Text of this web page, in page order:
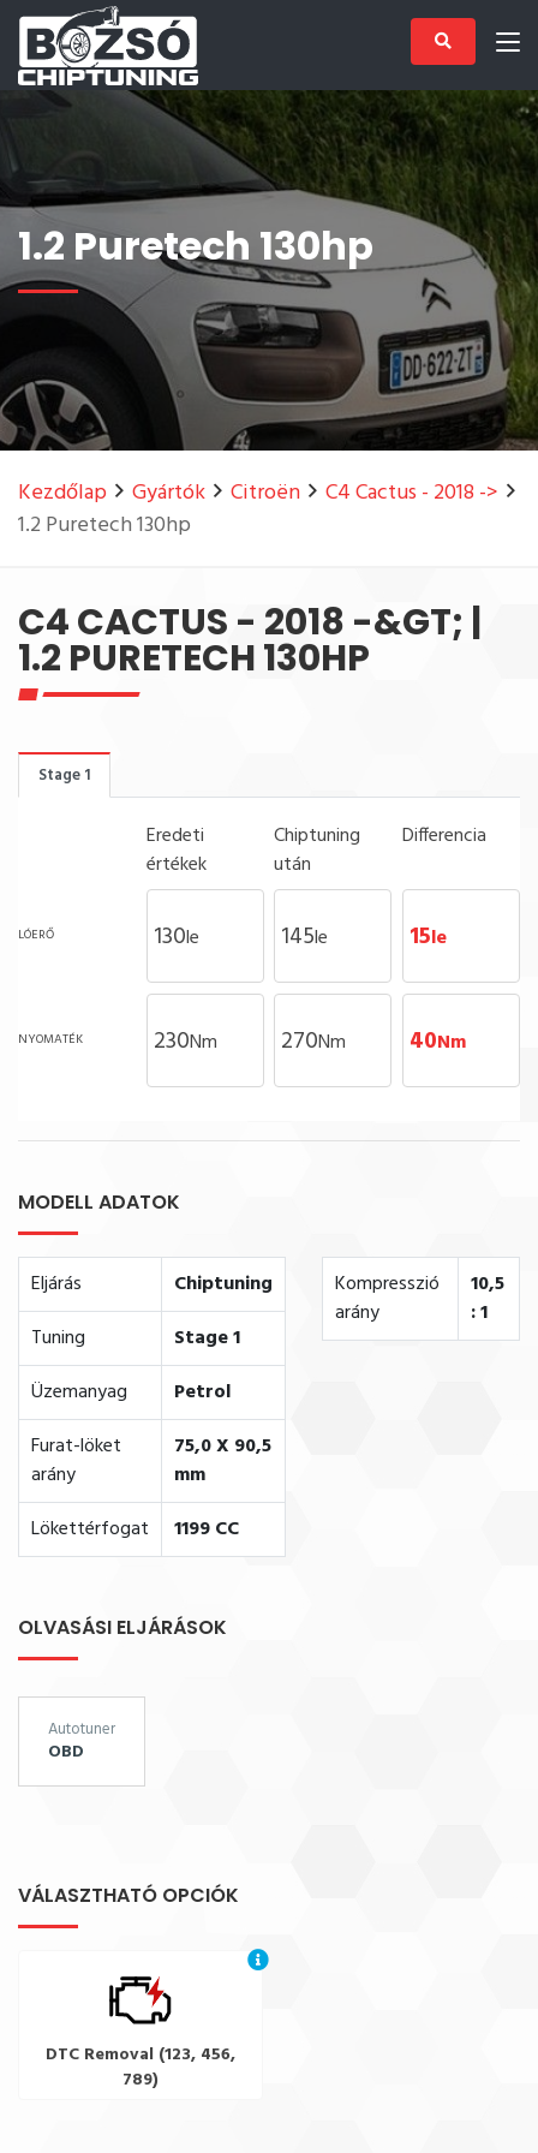
1.2 Puretech 130hp
Kezdőlap Gyártók Citroën
C4 Cactus - 2018 ->
1.2 Puretech 130hp
C4 CACTUS - 2018 -&GT; |
1.2 PURETECH 130HP
Stage 1
Eredeti
értékek
Chiptuning
után
Differencia
LÓERŐ 130le 145le 15le
NYOMATÉK 230Nm 270Nm 40Nm
MODELL ADATOK
Eljárás
Chiptuning
Tuning
Stage 1
Üzemanyag
Petrol
Furat-löket
arány
75,0 X 90,5
mm
Lökettérfogat
1199 CC
Kompresszió
arány
10,5
: 1
OLVASÁSI ELJÁRÁSOK
Autotuner
OBD
VÁLASZTHATÓ OPCIÓK
DTC Removal (123, 456,
789)